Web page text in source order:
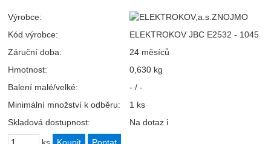
Výrobce:
Kód výrobce:
ELEKTROKOV JBC E2532 - 1045
Záruční doba:
24 měsíců
Hmotnost:
0,630 kg
Balení malé/velké:
- / -
Minimální množství k odběru:
1 ks
Skladová dostupnost:
Na dotaz i